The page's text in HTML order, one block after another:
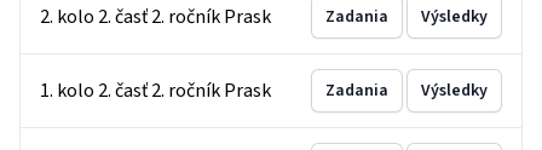
2. kolo 2. časť 2. ročník Prask Zadania Výsledky
1. kolo 2. časť 2. ročník Prask Zadania Výsledky